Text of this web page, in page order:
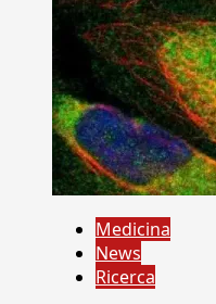
Medicina
News
Ricerca